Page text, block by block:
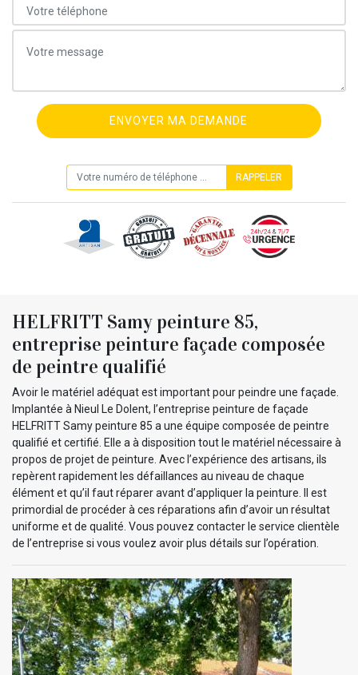
HELFRITT Samy peinture 85,
entreprise peinture façade composée
de peintre qualifié
Avoir le matériel adéquat est important pour peindre une façade.
Implantée à Nieul Le Dolent, l’entreprise peinture de façade
HELFRITT Samy peinture 85 a une équipe composée de peintre
qualifié et certifié. Elle a à disposition tout le matériel nécessaire à
propos de projet de peinture. Avec l’expérience des artisans, ils
repèrent rapidement les défaillances au niveau de chaque
élément et qu’il faut réparer avant d’appliquer la peinture. Il est
primordial de procéder à ces réparations afin d’avoir un résultat
uniforme et de qualité. Vous pouvez contacter le service clientèle
de l’entreprise si vous voulez avoir plus détails sur l’opération.